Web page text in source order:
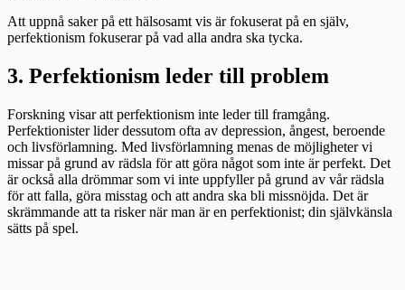
Att uppnå saker på ett hälsosamt vis är fokuserat på en själv,
perfektionism fokuserar på vad alla andra ska tycka.
3. Perfektionism leder till problem
Forskning visar att perfektionism inte leder till framgång.
Perfektionister lider dessutom ofta av depression, ångest, beroende
och livsförlamning. Med livsförlamning menas de möjligheter vi
missar på grund av rädsla för att göra något som inte är perfekt. Det
är också alla drömmar som vi inte uppfyller på grund av vår rädsla
för att falla, göra misstag och att andra ska bli missnöjda. Det är
skrämmande att ta risker när man är en perfektionist; din självkänsla
sätts på spel.